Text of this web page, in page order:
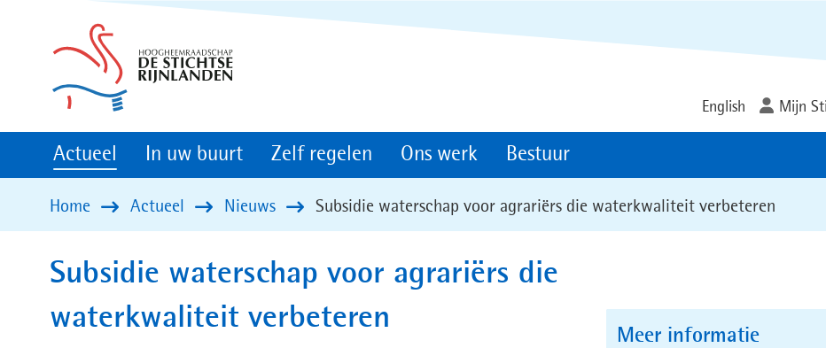
naar
English Mijn
Actueel In uw buurt Zelf regelen Ons werk Bestuur
Home Actueel Nieuws Subsidie waterschap voor agrariërs die waterkwaliteit verbeteren
Subsidie waterschap voor agrariërs die
waterkwaliteit verbeteren
Meer informatie